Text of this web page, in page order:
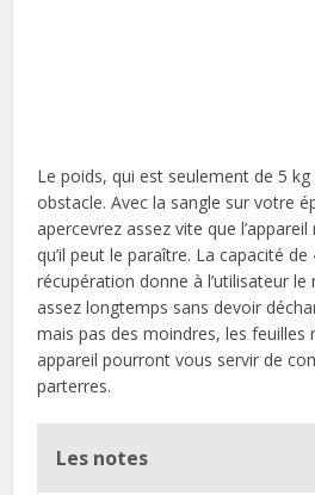
Le poids, qui est seulement de 5
obstacle. Avec la sangle sur votre
apercevrez assez vite que l’appareil
qu’il peut le paraître. La capacité
récupération donne à l’utilisateur
assez longtemps sans devoir
mais pas des moindres, les
appareil pourront vous servir de
parterres.
Les notes